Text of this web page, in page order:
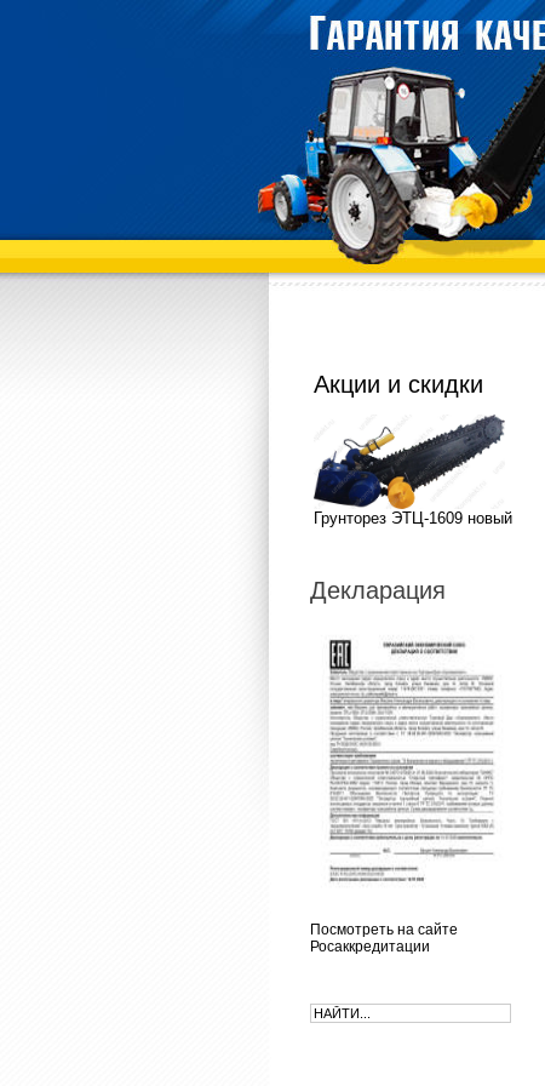
Акции и скидки
Грунторез ЭТЦ-1609 новый
Декларация
Посмотреть на сайте
Росаккредитации